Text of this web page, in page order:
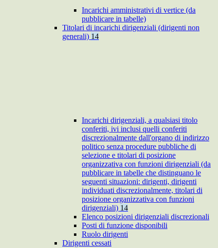
Incarichi amministrativi di vertice (da
pubblicare in tabelle)
Titolari di incarichi dirigenziali (dirigenti non
generali) 14
Incarichi dirigenziali, a qualsiasi titolo
conferiti, ivi inclusi quelli conferiti
discrezionalmente dall'organo di indirizzo
politico senza procedure pubbliche di
selezione e titolari di posizione
organizzativa con funzioni dirigenziali (da
pubblicare in tabelle che distinguano le
seguenti situazioni: dirigenti, dirigenti
individuati discrezionalmente, titolari di
posizione organizzativa con funzioni
dirigenziali) 14
Elenco posizioni dirigenziali discrezionali
Posti di funzione disponibili
Ruolo dirigenti
Dirigenti cessati